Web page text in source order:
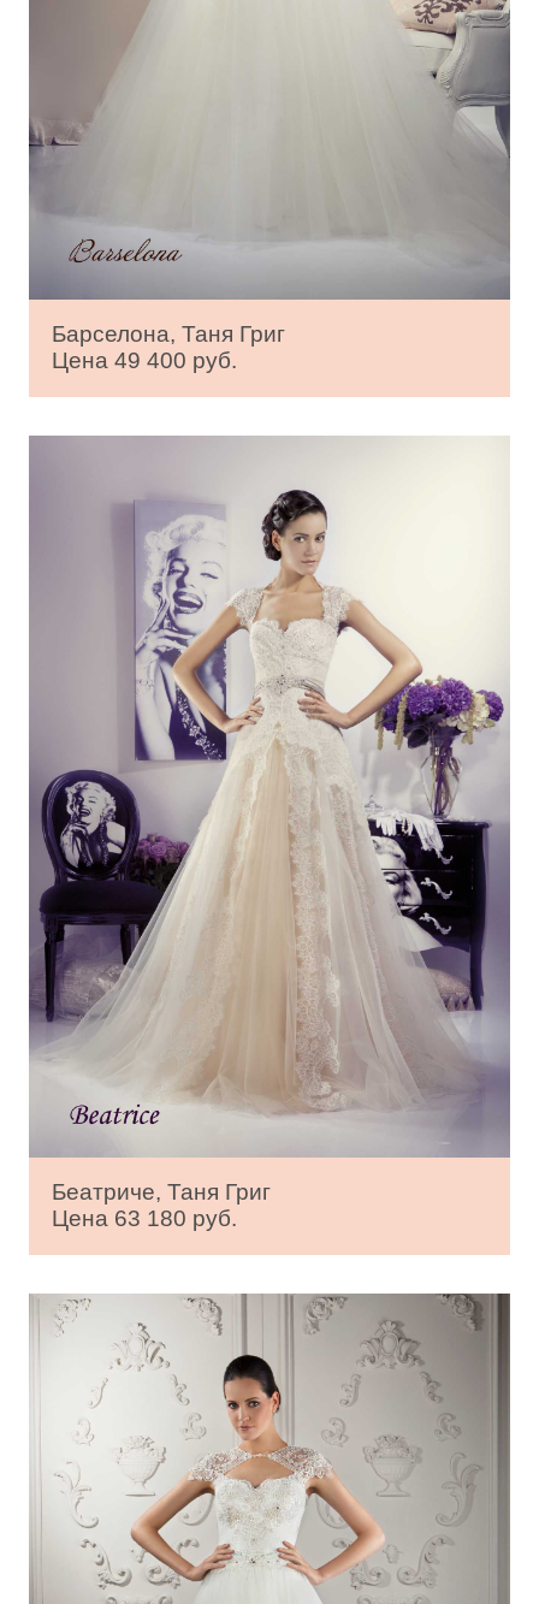
Барселона, Таня Григ
Цена 49 400 руб.
Беатриче, Таня Григ
Цена 63 180 руб.